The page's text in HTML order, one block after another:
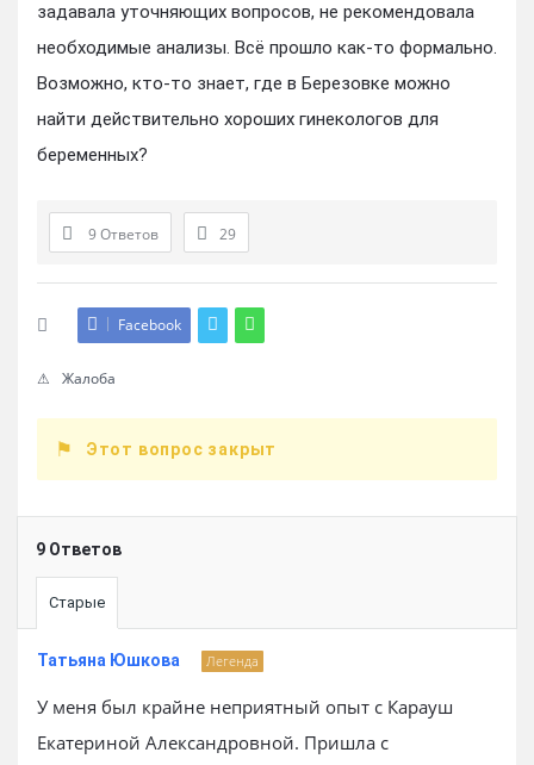
задавала уточняющих вопросов, не рекомендовала
необходимые анализы. Всё прошло как-то формально.
Возможно, кто-то знает, где в Березовке можно
найти действительно хороших гинекологов для
беременных?
9 Ответов 29
Facebook
Жалоба
Этот вопрос закрыт
9 Ответов
Старые
Татьяна Юшкова Легенда
У меня был крайне неприятный опыт с Карауш
Екатериной Александровной. Пришла с